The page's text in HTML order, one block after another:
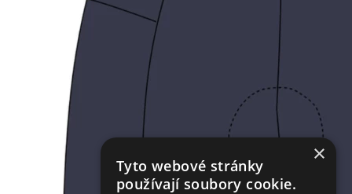
×
Tyto webové stránky
používají soubory cookie.